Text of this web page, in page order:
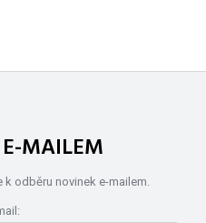
MAILEM
odběru novinek e-mailem.